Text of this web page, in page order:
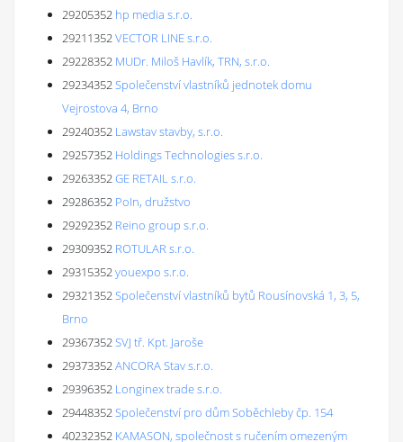
29205352 hp media s.r.o.
29211352VECTOR LINE s.r.o.
29228352 MUDr. Miloš Havlík, TRN, s.r.o.
29234352Společenství vlastníků jednotek domu
Vejrostova 4, Brno
29240352 Lawstav stavby, s.r.o.
29257352 Holdings Technologies s.r.o.
29263352GE RETAIL s.r.o.
29286352 PoIn, družstvo
29292352 Reino group s.r.o.
29309352 ROTULAR s.r.o.
29315352youexpo s.r.o.
29321352Společenství vlastníků bytů Rousínovská 1, 3, 5,
Brno
29367352SVJ tř. Kpt. Jaroše
29373352ANCORA Stav s.r.o.
29396352 Longinex trade s.r.o.
29448352Společenství pro dům Soběchleby čp. 154
40232352 KAMASON, společnost s ručením omezeným